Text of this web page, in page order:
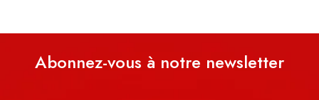
Abonnez-vous à notre newsletter